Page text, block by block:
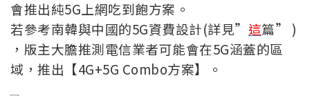
會推出純5G上網吃到飽方案。
若參考南韓與中國的5G資費設計(詳見” 這篇” )
，版主大膽推測電信業者可能會在5G涵蓋的區
域，推出【4G+5G Combo方案】。